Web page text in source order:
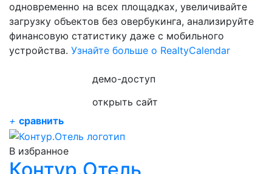
одновременно на всех площадках, увеличивайте
загрузку объектов без овербукинга, анализируйте
финансовую статистику даже с мобильного
устройства. Узнайте больше о RealtyCalendar
демо-доступ
открыть сайт
+ сравнить
В избранное